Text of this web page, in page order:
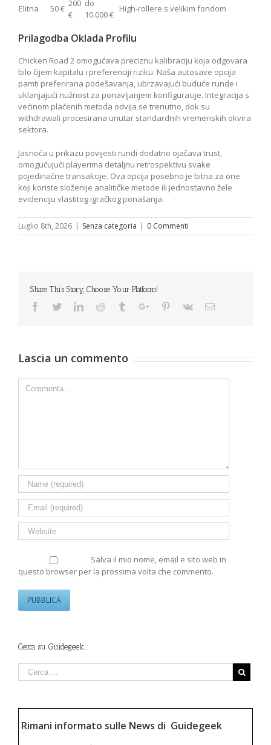
Elitna 50 € 200
€
do
10.000 €
High-rollere s velikim fondom
Prilagodba Oklada Profilu
Chicken Road 2 omogućava preciznu kalibraciju koja odgovara
bilo čijem kapitalu i preferenciji riziku. Naša autosave opcija
pamti preferirana podešavanja, ubrzavajući buduće runde i
uklanjajući nužnost za ponavljanjem konfiguracije. Integracija s
većinom plaćenih metoda odvija se trenutno, dok su
withdrawali procesirana unutar standardnih vremenskih okvira
sektora.
Jasnoća u prikazu povijesti rundi dodatno ojačava trust,
omogućujući playerima detaljnu retrospektivu svake
pojedinačne transakcije. Ova opcija posebno je bitna za one
koji koriste složenije analitičke metode ili jednostavno žele
evidenciju vlastitog igračkog ponašanja.
Luglio 8th, 2026 | Senza categoria | 0 Commenti
Share This Story, Choose Your Platform!
Facebook
TwitterLinkedinReddit TumblrGoogle+Pinterest
Vk Email
Lascia un commento
Comment
Salva il mio nome, email e sito web in
questo browser per la prossima volta che commento.
Cerca su Guidegeek…
Rimani informato sulle News di Guidegeek